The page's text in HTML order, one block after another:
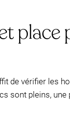
place
de vérifier les
sont pleins, une